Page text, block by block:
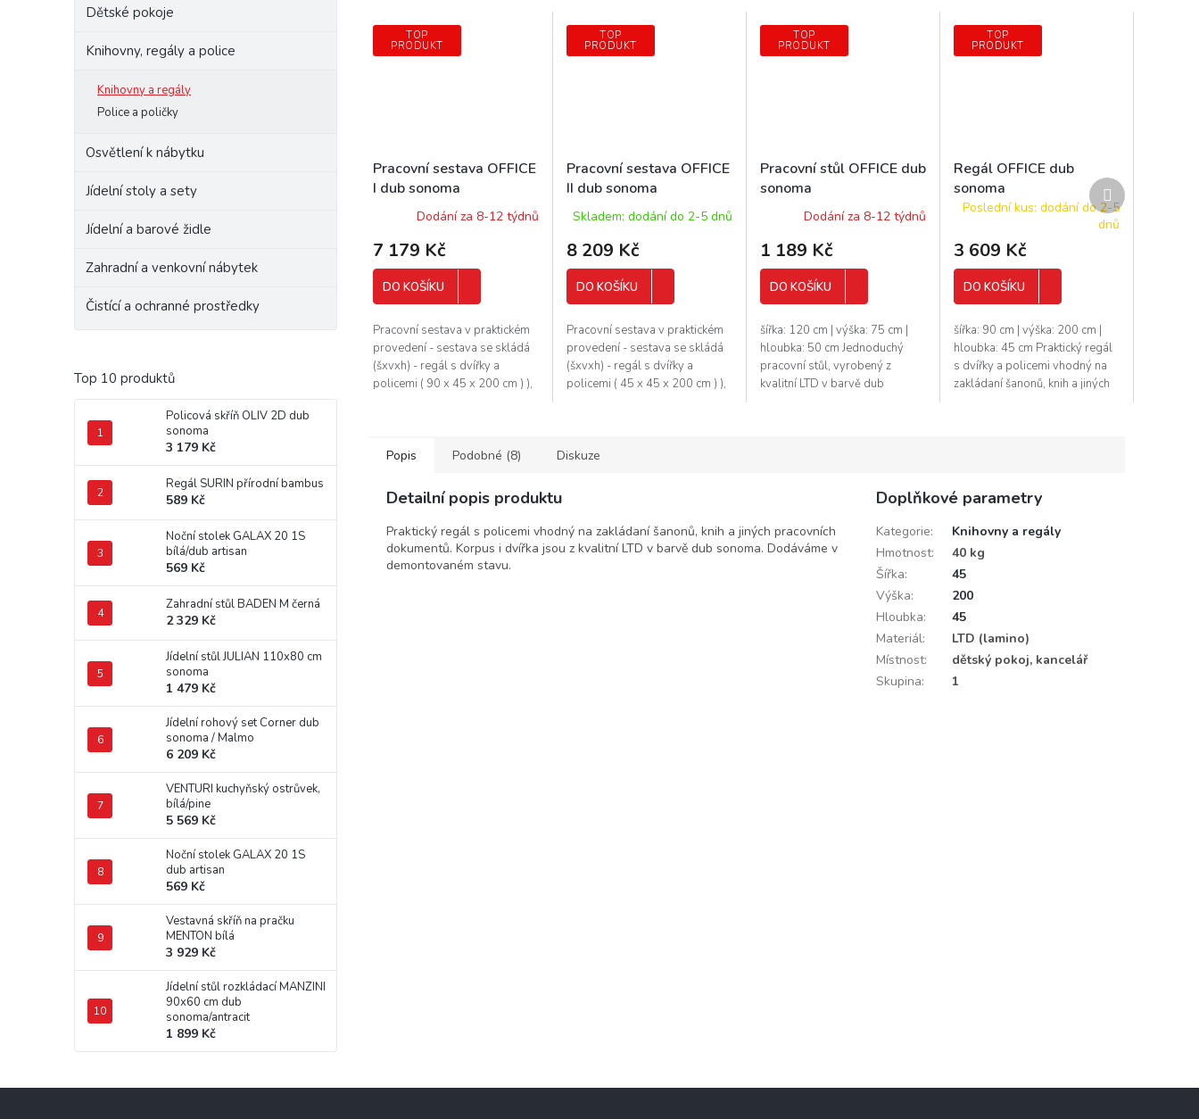
Dětské pokoje
Knihovny, regály a police
Knihovny a regály
Police a poličky
Osvětlení k nábytku
Jídelní stoly a sety
Jídelní a barové židle
Zahradní a venkovní nábytek
Čistící a ochranné prostředky
Top 10 produktů
Policová skříň OLIV 2D dub
sonoma
3 179 Kč
Regál SURIN přírodní bambus
589 Kč
Noční stolek GALAX 20 1S
bílá/dub artisan
569 Kč
Zahradní stůl BADEN M černá
2 329 Kč
Jídelní stůl JULIAN 110x80 cm
sonoma
1 479 Kč
Jídelní rohový set Corner dub
sonoma / Malmo
6 209 Kč
VENTURI kuchyňský ostrůvek,
bílá/pine
5 569 Kč
Noční stolek GALAX 20 1S
dub artisan
569 Kč
Vestavná skříň na pračku
MENTON bílá
3 929 Kč
Jídelní stůl rozkládací MANZINI
90x60 cm dub
sonoma/antracit
1 899 Kč
TOP
PRODUKT
Pracovní sestava OFFICE
I dub sonoma
Dodání za 8-12 týdnů
7 179 Kč
DO KOŠÍKU
Pracovní sestava v praktickém
provedení - sestava se skládá
(šxvxh) - regál s dvířky a
policemi ( 90 x 45 x 200 cm ) ),
TOP
PRODUKT
Pracovní sestava OFFICE
II dub sonoma
Skladem: dodání do 2-5 dnů
8 209 Kč
DO KOŠÍKU
Pracovní sestava v praktickém
provedení - sestava se skládá
(šxvxh) - regál s dvířky a
policemi ( 45 x 45 x 200 cm ) ),
TOP
PRODUKT
Pracovní stůl OFFICE dub
sonoma
Dodání za 8-12 týdnů
1 189 Kč
DO KOŠÍKU
šířka: 120 cm | výška: 75 cm |
hloubka: 50 cm Jednoduchý
pracovní stůl, vyrobený z
kvalitní LTD v barvě dub
TOP
PRODUKT
Regál OFFICE dub
sonoma
Poslední kus: dodání do 2-5
dnů
3 609 Kč
DO KOŠÍKU
šířka: 90 cm | výška: 200 cm |
hloubka: 45 cm Praktický regál
s dvířky a policemi vhodný na
zakládaní šanonů, knih a jiných
Další
produkt
Popis Podobné (8) Diskuze
Detailní popis produktu
Praktický regál s policemi vhodný na zakládaní šanonů, knih a jiných pracovních
dokumentů. Korpus i dvířka jsou z kvalitní LTD v barvě dub sonoma. Dodáváme v
demontovaném stavu.
Doplňkové parametry
Kategorie:
Knihovny a regály
Hmotnost:
40 kg
Šířka:
45
Výška:
200
Hloubka:
45
Materiál:
LTD (lamino)
Místnost:
dětský pokoj, kancelář
Skupina: 1